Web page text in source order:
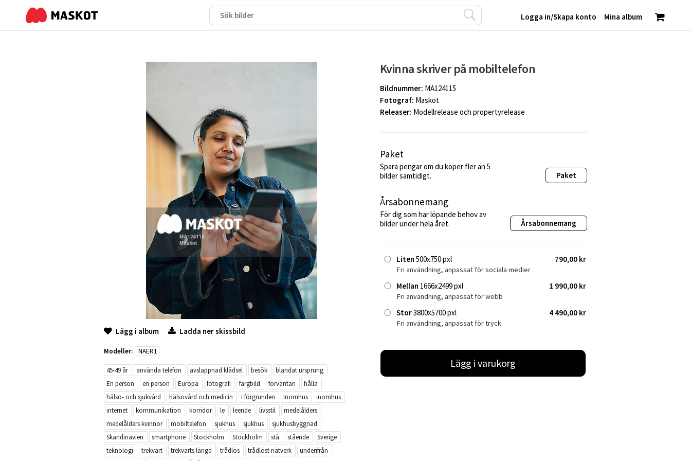
Mina album
Logga in/Skapa konto
Lägg i album Ladda ner skissbild
Modeller: NAER1
45-49 år använda telefon avslappnad klädsel besök
blandat ursprung
En person
en person Europa fotografi färgbild förväntan
hålla
hälso- och sjukvård
hälsovård och medicin i förgrunden Inomhus
inomhus
internet
kommunikation korridor le leende livsstil
medelålders
medelålders kvinnor
mobiltelefon sjukhus sjukhus
sjukhusbyggnad
Skandinavien
smartphone Stockholm Stockholm stå stående
Sverige
teknologi
trekvart trekvarts längd trådlös trådlöst nätverk
underifrån
Kvinna skriver på mobiltelefon
Bildnummer: MA124115
Fotograf: Maskot
Releaser: Modellrelease och propertyrelease
Paket
Spara pengar om du köper fler än 5
bilder samtidigt.
Paket
Årsabonnemang
För dig som har löpande behov av
bilder under hela året.
Årsabonnemang
Liten 500x750 pxl 790,00 kr
Fri användning, anpassat för sociala medier
Mellan 1666x2499 pxl 1 990,00 kr
Fri användning, anpassat för webb
Stor3800x5700 pxl 4 490,00 kr
Fri användning, anpassat för tryck
Lägg i varukorg